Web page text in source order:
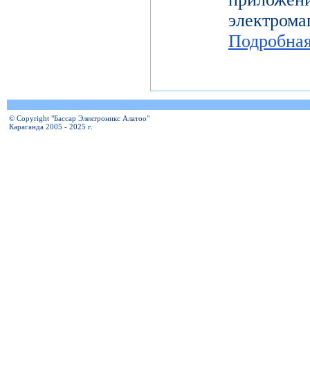
© Copyright "Бассар Электроникс Алатоо"
Караганда 2005 - 2025 г.